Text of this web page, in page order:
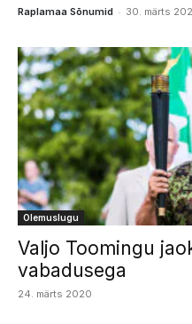
Raplamaa Sõnumid - 30. märts
Olemuslugu
Valjo Toomingu
vabadusega
24. märts 2020